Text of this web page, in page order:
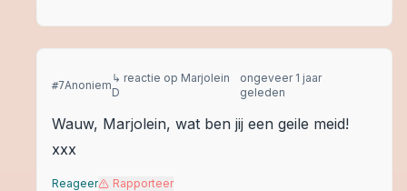
#7Anoniem
↳ reactie op Marjolein
D
ongeveer 1 jaar
geleden
Wauw, Marjolein, wat ben jij een geile meid!
xxx
Reageer Rapporteer